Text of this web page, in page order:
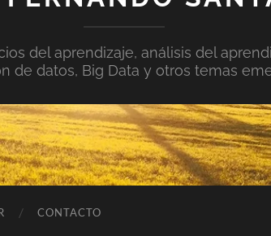
del aprendizaje, análisis del
de datos, Big Data y otros temas
CONTACTO